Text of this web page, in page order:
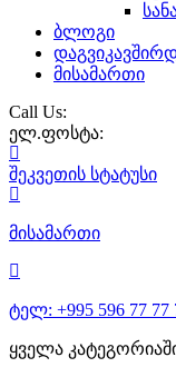
ბლოგი
მისამართი
Call Us:
ელ.ფოსტა:
შეკვეთის სტატუსი
მისამართი
ტელ: +995 596 77 77
ყველა